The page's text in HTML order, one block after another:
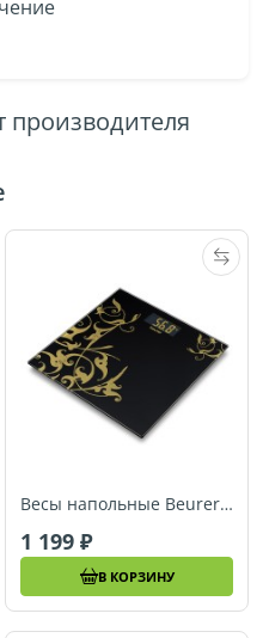
производителя
Весы напольные Beurer GS27 Arabesque
1 199
В КОРЗИНУ